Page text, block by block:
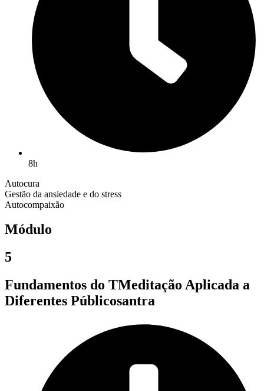
8h
Autocura
Gestão da ansiedade e do stress
Autocompaixão
Módulo
5
Fundamentos do TMeditação Aplicada a
Diferentes Públicosantra